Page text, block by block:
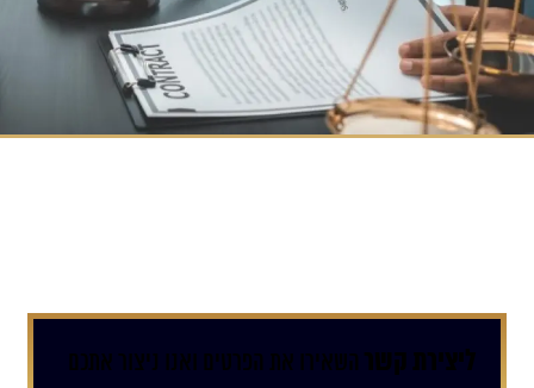
ליצירת קשר השאירו את הפרטים ואנו ניצור אתכם